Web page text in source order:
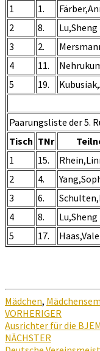
1
1.
2
8. Lu,Sheng
3
2.
4
11.
5
19.
Paarungsliste der 5.
Tisch TNr
1
15.
2
4.
3
6.
4
8. Lu,Sheng
5
17.
Mädchen,
VORHERIGER
Ausrichter für die
NÄCHSTER